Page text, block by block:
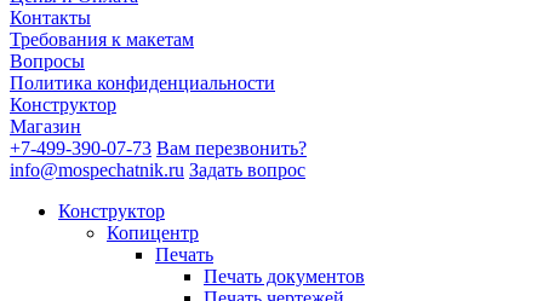
Контакты
Требования к макетам
Вопросы
Политика конфиденциальности
Конструктор
Магазин
+7-499-390-07-73 Вам перезвонить?
info@mospechatnik.ru Задать вопрос
Конструктор
Копицентр
Печать
Печать документов